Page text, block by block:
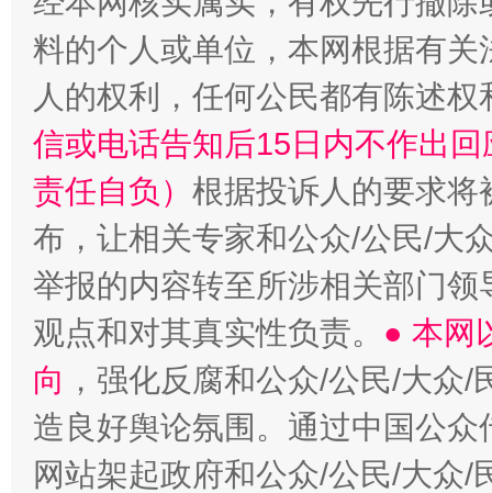
料的个人或单位，本网根据有
人的权利，任何公民都有陈述
信或电话告知后15日内不作出
责任自负） 根据投诉人的要求将
布，让相关专家和公众/公民/大
举报的内容转至所涉相关部门
观点和对其真实性负责。 ● 本网
向 ，强化反腐和公众/公民/大众
造良好舆论氛围。通过中国公
网站架起政府和公众/公民/大众